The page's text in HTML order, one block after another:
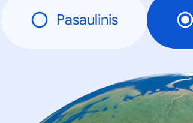
Pasaulinis